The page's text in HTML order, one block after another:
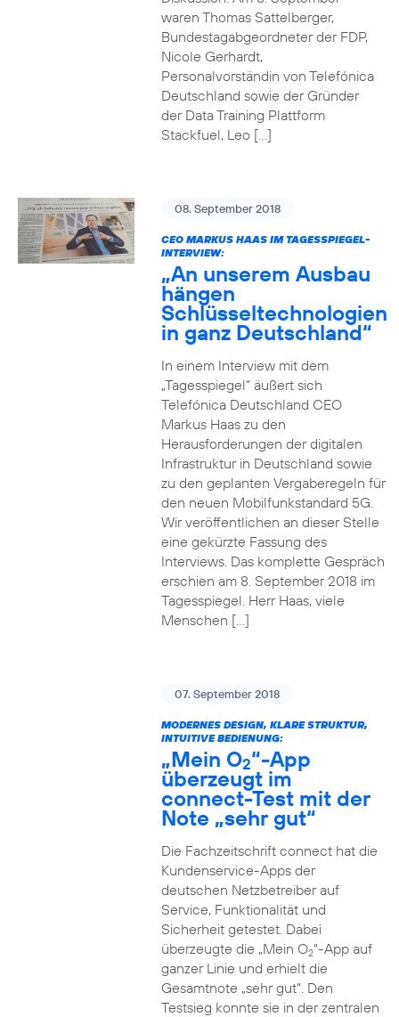
waren Thomas Sattelberger,
Bundestagabgeordneter der FDP,
Nicole Gerhardt,
Personalvorständin von Telefónica
Deutschland sowie der Gründer
der Data Training Plattform
Stackfuel, Leo […]
08. September 2018
CEO MARKUS HAAS IM TAGESSPIEGEL-
INTERVIEW:
„An unserem Ausbau
hängen
Schlüsseltechnologien
in ganz Deutschland“
In einem Interview mit dem
„Tagesspiegel“ äußert sich
Telefónica Deutschland CEO
Markus Haas zu den
Herausforderungen der digitalen
Infrastruktur in Deutschland sowie
zu den geplanten Vergaberegeln für
den neuen Mobilfunkstandard 5G.
Wir veröffentlichen an dieser Stelle
eine gekürzte Fassung des
Interviews. Das komplette Gespräch
erschien am 8. September 2018 im
Tagesspiegel. Herr Haas, viele
Menschen […]
07. September 2018
MODERNES DESIGN, KLARE STRUKTUR,
INTUITIVE BEDIENUNG:
„Mein O2“-App
überzeugt im
connect-Test mit der
Note „sehr gut“
Die Fachzeitschrift connect hat die
Kundenservice-Apps der
deutschen Netzbetreiber auf
Service, Funktionalität und
Sicherheit getestet. Dabei
überzeugte die „Mein O2“-App auf
ganzer Linie und erhielt die
Gesamtnote „sehr gut“. Den
Testsieg konnte sie in der zentralen